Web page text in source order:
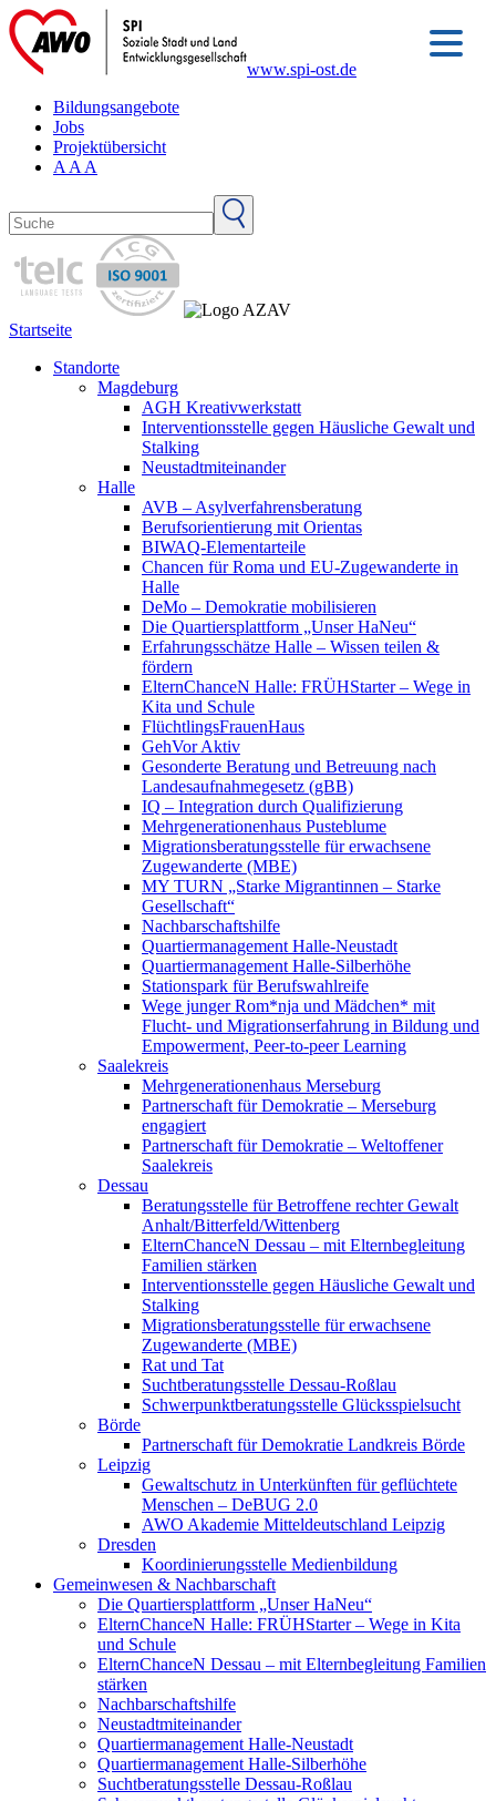
www.spi-ost.de
Bildungsangebote
Jobs
Projektübersicht
A A A
Startseite
Standorte
Magdeburg
AGH Kreativwerkstatt
Interventionsstelle gegen Häusliche Gewalt und
Stalking
Neustadtmiteinander
Halle
AVB – Asylverfahrensberatung
Berufsorientierung mit Orientas
BIWAQ-Elementarteile
Chancen für Roma und EU-Zugewanderte in
Halle
DeMo – Demokratie mobilisieren
Die Quartiersplattform „Unser HaNeu“
Erfahrungsschätze Halle – Wissen teilen &
fördern
ElternChanceN Halle: FRÜHStarter – Wege in
Kita und Schule
FlüchtlingsFrauenHaus
GehVor Aktiv
Gesonderte Beratung und Betreuung nach
Landesaufnahmegesetz (gBB)
IQ – Integration durch Qualifizierung
Mehrgenerationenhaus Pusteblume
Migrationsberatungsstelle für erwachsene
Zugewanderte (MBE)
MY TURN „Starke Migrantinnen – Starke
Gesellschaft“
Nachbarschaftshilfe
Quartiermanagement Halle-Neustadt
Quartiermanagement Halle-Silberhöhe
Stationspark für Berufswahlreife
Wege junger Rom*nja und Mädchen* mit
Flucht- und Migrationserfahrung in Bildung und
Empowerment, Peer-to-peer Learning
Saalekreis
Mehrgenerationenhaus Merseburg
Partnerschaft für Demokratie – Merseburg
engagiert
Partnerschaft für Demokratie – Weltoffener
Saalekreis
Dessau
Beratungsstelle für Betroffene rechter Gewalt
Anhalt/Bitterfeld/Wittenberg
ElternChanceN Dessau – mit Elternbegleitung
Familien stärken
Interventionsstelle gegen Häusliche Gewalt und
Stalking
Migrationsberatungsstelle für erwachsene
Zugewanderte (MBE)
Rat und Tat
Suchtberatungsstelle Dessau-Roßlau
Schwerpunktberatungsstelle Glücksspielsucht
Börde
Partnerschaft für Demokratie Landkreis Börde
Leipzig
Gewaltschutz in Unterkünften für geflüchtete
Menschen – DeBUG 2.0
AWO Akademie Mitteldeutschland Leipzig
Dresden
Koordinierungsstelle Medienbildung
Gemeinwesen & Nachbarschaft
Die Quartiersplattform „Unser HaNeu“
ElternChanceN Halle: FRÜHStarter – Wege in Kita
und Schule
ElternChanceN Dessau – mit Elternbegleitung Familien
stärken
Nachbarschaftshilfe
Neustadtmiteinander
Quartiermanagement Halle-Neustadt
Quartiermanagement Halle-Silberhöhe
Suchtberatungsstelle Dessau-Roßlau